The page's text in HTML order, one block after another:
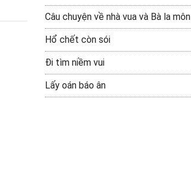
Câu chuyện về nhà vua và Bà la môn
Hổ chết còn sói
Đi tìm niềm vui
Lấy oán báo ân